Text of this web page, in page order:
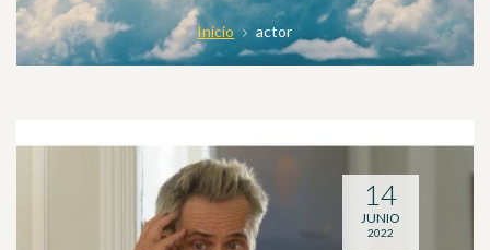
Inicio actor
14
JUNIO
2022